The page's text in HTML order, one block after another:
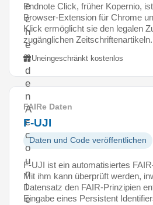
e
c
h
e
n
d
e
n
A
c
c
o
u
n
t
e
Endnote Click, früher Kopernio,
Browser-Extension für Chrome
Klick ermöglicht sie den legalen
zugänglichen
Uneingeschränkt kostenlos
FAIRe Daten
F-UJI
Daten und Code veröffentlichen
F-UJI ist ein automatisiertes
Mit ihm kann überprüft werden,
Datensatz den FAIR-Prinzipien
Eingabe eines Persistent